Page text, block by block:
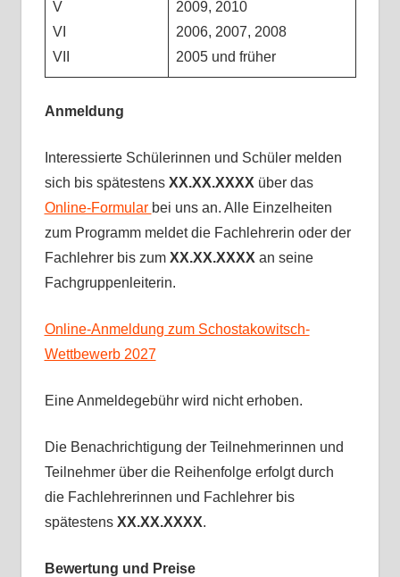
V
VI
VII
2009, 2010
2006, 2007, 2008
2005 und früher
Anmeldung
Interessierte Schülerinnen und Schüler melden
sich bis spätestens XX.XX.XXXX über das
Online-Formular bei uns an. Alle Einzelheiten
zum Programm meldet die Fachlehrerin oder der
Fachlehrer bis zum XX.XX.XXXX an seine
Fachgruppenleiterin.
Online-Anmeldung zum Schostakowitsch-
Wettbewerb 2027
Eine Anmeldegebühr wird nicht erhoben.
Die Benachrichtigung der Teilnehmerinnen und
Teilnehmer über die Reihenfolge erfolgt durch
die Fachlehrerinnen und Fachlehrer bis
spätestens XX.XX.XXXX.
Bewertung und Preise